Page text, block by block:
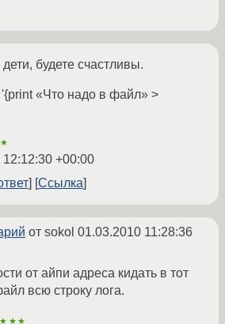
будете счастливы.
'{print «Что надо в файл» >
+00:00
Ссылка
от sokol 01.03.2010 11:28:36
от айпи адреса кидать в тот
всю строку лога.